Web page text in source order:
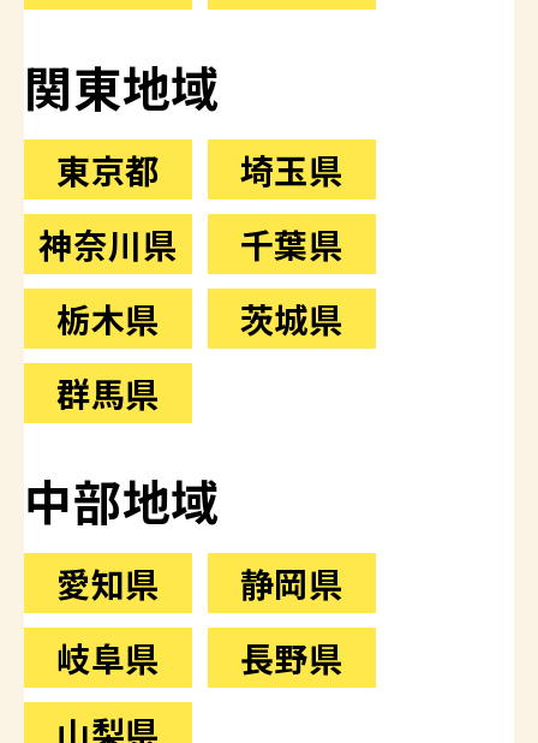
関東地域
東京都
埼玉県
神奈川県
千葉県
栃木県
茨城県
群馬県
中部地域
愛知県
静岡県
岐阜県
長野県
山梨県